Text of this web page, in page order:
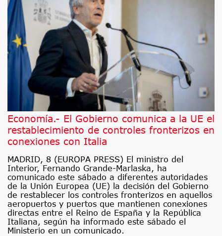
Economía.- El Gobierno comunica a la UE el
restablecimiento de controles fronterizos en
conexiones con Italia
MADRID, 8 (EUROPA PRESS) El ministro del
Interior, Fernando Grande-Marlaska, ha
comunicado este sábado a diferentes autoridades
de la Unión Europea (UE) la decisión del Gobierno
de restablecer los controles fronterizos en aquellos
aeropuertos y puertos que mantienen conexiones
directas entre el Reino de España y la República
Italiana, según ha informado este sábado el
Ministerio en un comunicado.